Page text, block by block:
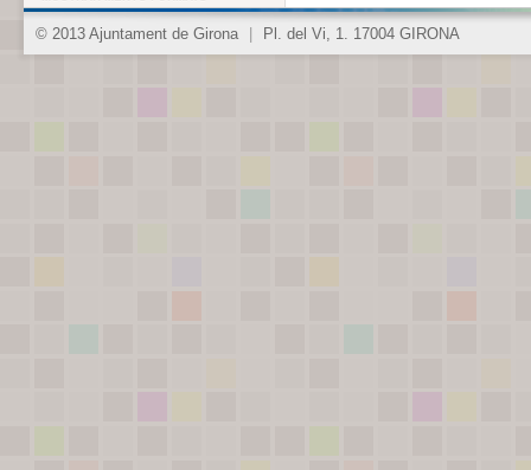
© 2013 Ajuntament de Girona Pl. del Vi, 1. 17004 GIRONA